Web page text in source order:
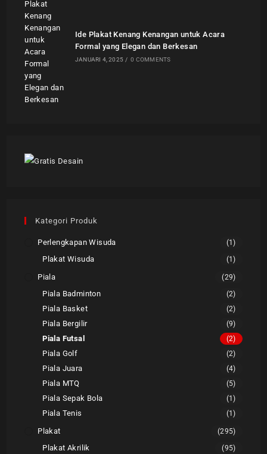
Ide Plakat Kenang Kenangan untuk Acara
Formal yang Elegan dan Berkesan
JANUARI 4, 2025 / 0 COMMENTS
Kategori Produk
Perlengkapan Wisuda (1)
Plakat Wisuda (1)
Piala (29)
Piala Badminton (2)
Piala Basket (2)
Piala Bergilir (9)
Piala Futsal (2)
Piala Golf (2)
Piala Juara (4)
Piala MTQ (5)
Piala Sepak Bola (1)
Piala Tenis (1)
Plakat (295)
Plakat Akrilik (95)